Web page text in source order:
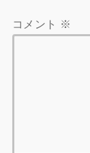
コメント ※